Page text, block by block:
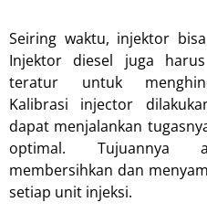
Seiring waktu, injektor
Injektor diesel juga
teratur untuk
Kalibrasi injector
dapat menjalankan
optimal. Tujuannya
membersihkan dan
setiap unit injeksi.